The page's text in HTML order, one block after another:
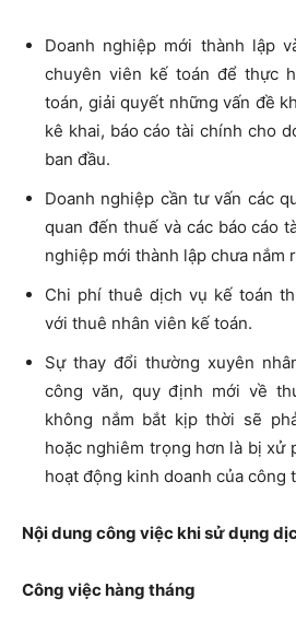
Doanh nghiệp mới thành lập
chuyên viên kế toán để thực
toán, giải quyết những vấn đề
kê khai, báo cáo tài chính cho
ban đầu.
Doanh nghiệp cần tư vấn các
quan đến thuế và các báo cáo
nghiệp mới thành lập chưa nắm
Chi phí thuê dịch vụ kế toán
với thuê nhân viên kế toán.
Sự thay đổi thường xuyên
công văn, quy định mới về
không nắm bắt kịp thời sẽ
hoặc nghiêm trọng hơn là bị xử
hoạt động kinh doanh của công
Nội dung công việc khi sử dụng
Công việc hàng tháng